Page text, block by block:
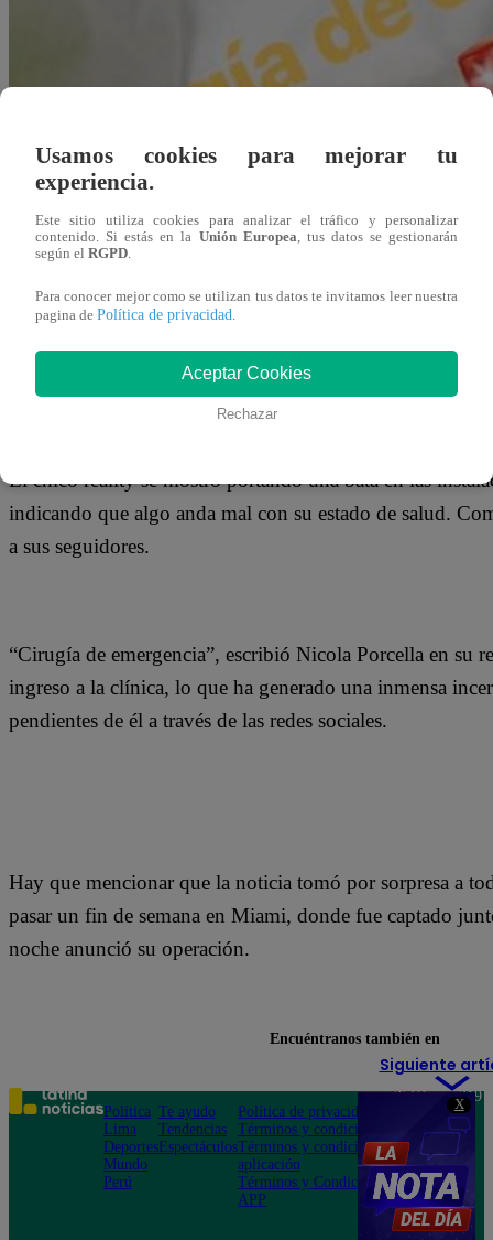
X
Redacción Latina
12 de septiembre 2018
de Instagram, que debía ser intervenido de emergencia.
El chico reality se mostró portando una bata en las
indicando que algo anda mal con su estado de salud.
a sus seguidores.
“Cirugía de emergencia”, escribió Nicola Porcella en su
ingreso a la clínica, lo que ha generado una inmensa
pendientes de él a través de las redes sociales.
Hay que mencionar que la noticia tomó por sorpresa a
pasar un fin de semana en Miami, donde fue captado
noche anunció su operación.
Siguiente
Usamos cookies para mejorar tu
experiencia.
Este sitio utiliza cookies para analizar el tráfico y personalizar
contenido. Si estás en la Unión Europea , tus datos se gestionarán
según el RGPD
Para conocer mejor como se utilizan tus datos te invitamos leer nuestra
pagina de Política de privacidad
Aceptar Cookies
Rechazar
Encuéntranos también en
Política
Lima
Deportes
Mundo
Perú
Te ayudo
Tendencias
Espectáculos
Política de privacidad
Términos y condiciones
Términos y condiciones
aplicación
Términos y Condiciones
APP
Teléfono: 219
Av. San
Felipe 968
Jesús María